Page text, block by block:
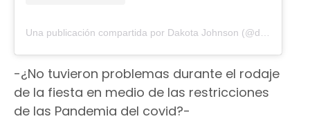
-¿No tuvieron problemas durante el rodaje
de la fiesta en medio de las restricciones
de las Pandemia del covid?-